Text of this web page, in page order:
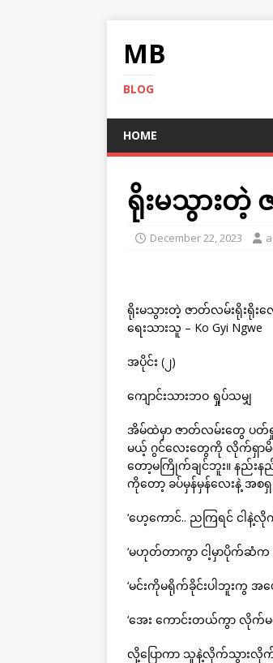
MB
BLOG
HOME
ရိုးမသွားတဲ့
December 22, 2023
ရိုးမသွားတဲ့ ဇာတ်လမ်းရိုးရိုးလေ
ရေးသားသူ – Ko Gyi Ngwe
အပိုင်း (၂)
ကျောင်းသားဘဝ ရှုပ်သမျှ
အိမ်ထဲမှာ ဇာတ်လမ်းတွေ ပတ်ရှု
မယ့် ဂွင်လေးတွေကို လိုက်ရှာမိ
တော့မကြိုက်ချင်ဘူး။ နည်း
ကိုတော့ ခပ်မှန်မှန်လေးနဲ့
‘ဟေ့ကောင်.. ညကြရင် ငါနဲ့လို
‘မဟုတ်တာကွာ ငါ့မှာပိုက်ဆံက
‘မင်းကိုမရိုက်ခိုင်းပါဘူးကွ အ
‘အေး ကောင်းတယ်ကွာ လိုက်မ
လို့ပြောကာ သူနဲ့လိုက်သွားလိုက်